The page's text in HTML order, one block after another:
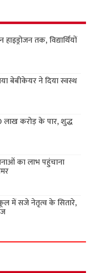
तक, विद्यार्थियों
बेबीकेयर ने दिया स्वस्थ
लाख करोड़ के पार, शुद्ध
का लाभ पहुंचाना
में सजे नेतृत्व के सितारे,